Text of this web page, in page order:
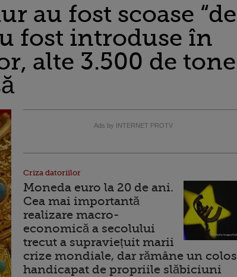
au fost scoase “de
fost introduse în
alte 3.500 de tone
Ads by INTERNET PROTV
Criza datoriilor
Moneda euro la 20 de ani.
Cea mai importantă
realizare macro-
economică a secolului
trecut a supraviețuit marii
crize mondiale, dar rămâne un colos
handicapat de propriile slăbiciuni